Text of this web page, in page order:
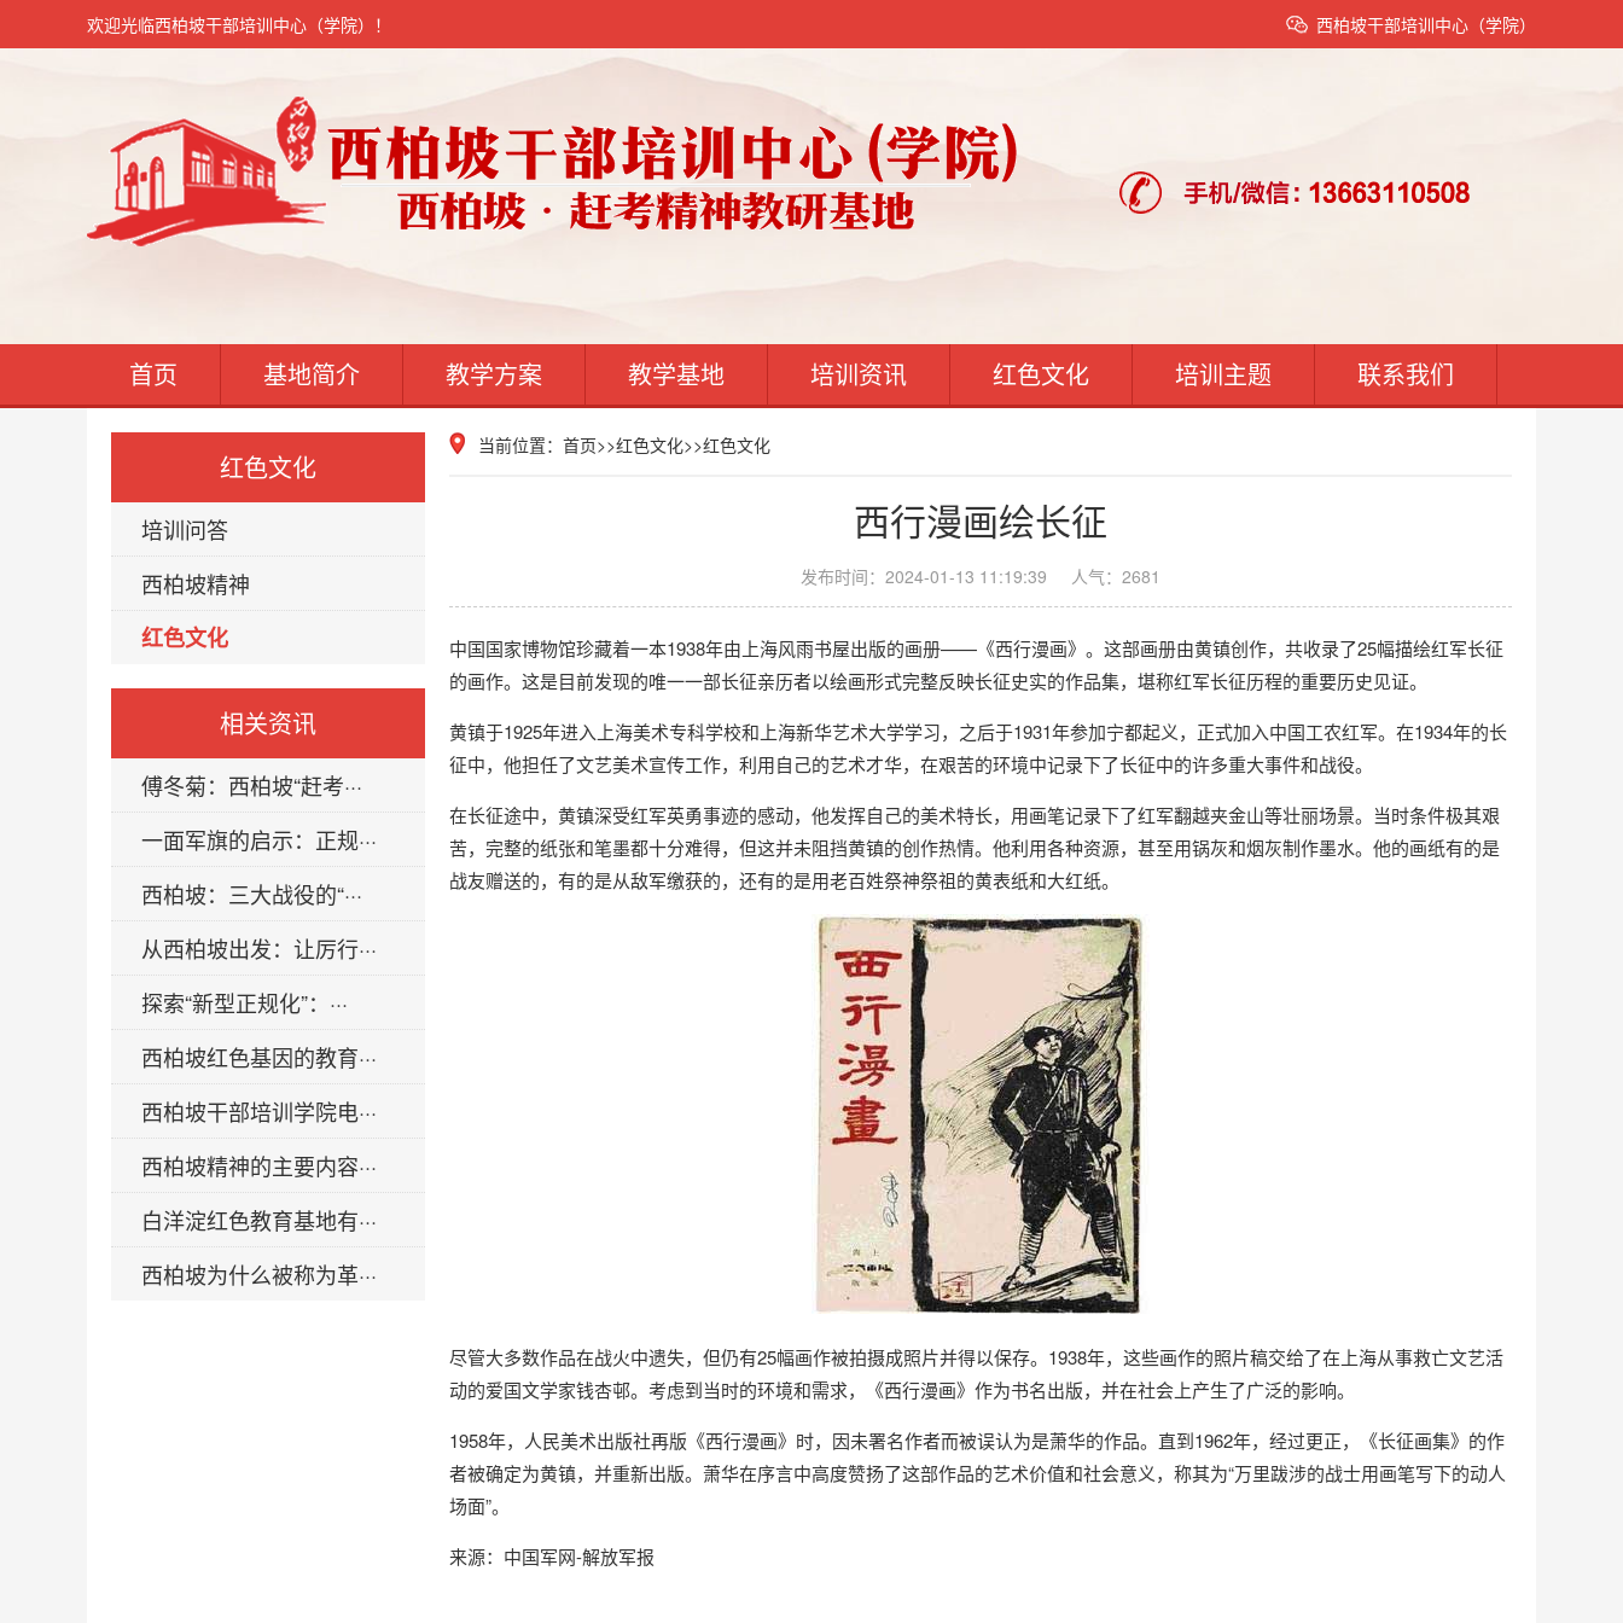
西柏坡干部培训中心（学院）
欢迎光临西柏坡干部培训中心（学院）！
首页 基地简介 教学方案 教学基地 培训资讯 红色文化 培训主题 联系我们
红色文化
培训问答
西柏坡精神
红色文化
相关资讯
傅冬菊：西柏坡“赶考···
一面军旗的启示：正规···
西柏坡：三大战役的“···
从西柏坡出发：让厉行···
探索“新型正规化”：···
西柏坡红色基因的教育···
西柏坡干部培训学院电···
西柏坡精神的主要内容···
白洋淀红色教育基地有···
西柏坡为什么被称为革···
当前位置： 首页>>红色文化>>红色文化
西行漫画绘长征
发布时间：2024-01-13 11:19:39 人气：2681
中国国家博物馆珍藏着一本1938年由上海风雨书屋出版的画册——《西行漫画》。这部画册由黄镇创作，共收录了25幅描绘红军长征
的画作。这是目前发现的唯一一部长征亲历者以绘画形式完整反映长征史实的作品集，堪称红军长征历程的重要历史见证。
黄镇于1925年进入上海美术专科学校和上海新华艺术大学学习，之后于1931年参加宁都起义，正式加入中国工农红军。在1934年的长
征中，他担任了文艺美术宣传工作，利用自己的艺术才华，在艰苦的环境中记录下了长征中的许多重大事件和战役。
在长征途中，黄镇深受红军英勇事迹的感动，他发挥自己的美术特长，用画笔记录下了红军翻越夹金山等壮丽场景。当时条件极其艰
苦，完整的纸张和笔墨都十分难得，但这并未阻挡黄镇的创作热情。他利用各种资源，甚至用锅灰和烟灰制作墨水。他的画纸有的是
战友赠送的，有的是从敌军缴获的，还有的是用老百姓祭神祭祖的黄表纸和大红纸。
尽管大多数作品在战火中遗失，但仍有25幅画作被拍摄成照片并得以保存。1938年，这些画作的照片稿交给了在上海从事救亡文艺活
动的爱国文学家钱杏邨。考虑到当时的环境和需求，《西行漫画》作为书名出版，并在社会上产生了广泛的影响。
1958年，人民美术出版社再版《西行漫画》时，因未署名作者而被误认为是萧华的作品。直到1962年，经过更正，《长征画集》的作
者被确定为黄镇，并重新出版。萧华在序言中高度赞扬了这部作品的艺术价值和社会意义，称其为“万里跋涉的战士用画笔写下的动人
场面”。
来源：中国军网-解放军报